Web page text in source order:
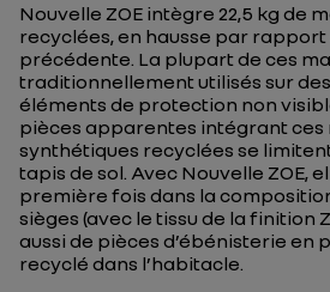
Nouvelle ZOE intègre 22,5 kg de
recyclées, en hausse par
précédente. La plupart de ces
traditionnellement utilisés sur
éléments de protection non
pièces apparentes intégrant ces
synthétiques recyclées se
tapis de sol. Avec Nouvelle ZOE,
première fois dans la
sièges (avec le tissu de la finition
aussi de pièces d’ébénisterie en
recyclé dans l’habitacle.